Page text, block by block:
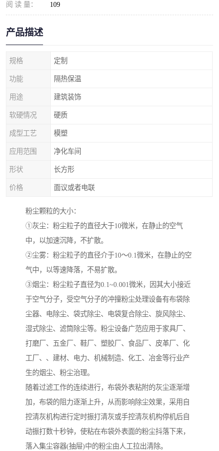
阅 读 量： 109
产品描述
规格 定制
功能 隔热保温
用途 建筑装饰
软硬情况 硬质
成型工艺 模塑
应用范围 净化车间
形状 长方形
价格 面议或者电联
粉尘颗粒的大小：
①灰尘：粉尘粒子的直径大于10微米，在静止的空气
中，以加速沉降，不扩散。
②尘雾：粉尘粒子的直径介于10～0.1微米，在静止的空
气中，以等速降落，不易扩散。
③烟尘：粉尘粒子直径为0.1~0.001微米，因其大小接近
于空气分子，受空气分子的冲撞粉尘处理设备有布袋除
尘器、电除尘、袋式除尘、电袋复合除尘、旋风除尘、
湿式除尘、滤筒除尘等。粉尘设备广范应用于家具厂、
打磨厂、五金厂、鞋厂、塑胶厂、食品厂、皮革厂、化
工厂、、建材、电力、机械制造、化工、冶金等行业产
生的烟尘、粉尘治理。
随着过滤工作的连续进行，布袋外表粘附的灰尘逐渐增
加，布袋的阻力逐渐上升，从而影响除尘效果，采用自
控清灰机构进行定时振打清灰或手控清灰机构停机后自
动振打数十秒钟，使粘在布袋外表面的粉尘抖落下来，
落入集尘容器(抽屉)中的粉尘由人工拉出清除。